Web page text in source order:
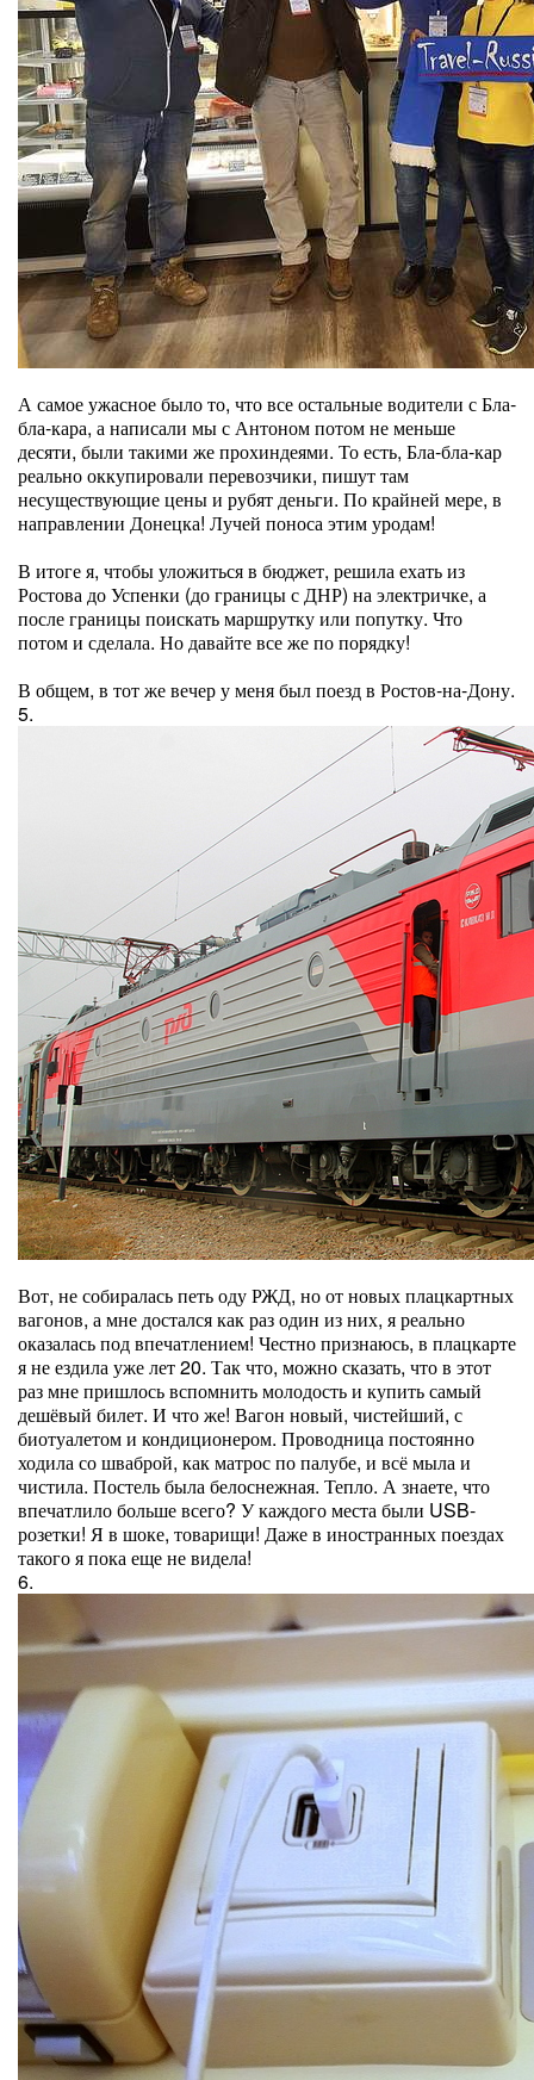
А самое ужасное было то, что все остальные водители с Бла-
бла-кара, а написали мы с Антоном потом не меньше
десяти, были такими же прохиндеями. То есть, Бла-бла-кар
реально оккупировали перевозчики, пишут там
несуществующие цены и рубят деньги. По крайней мере, в
направлении Донецка! Лучей поноса этим уродам!
В итоге я, чтобы уложиться в бюджет, решила ехать из
Ростова до Успенки (до границы с ДНР) на электричке, а
после границы поискать маршрутку или попутку. Что
потом и сделала. Но давайте все же по порядку!
В общем, в тот же вечер у меня был поезд в Ростов-на-Дону.
5.
Вот, не собиралась петь оду РЖД, но от новых плацкартных
вагонов, а мне достался как раз один из них, я реально
оказалась под впечатлением! Честно признаюсь, в плацкарте
я не ездила уже лет 20. Так что, можно сказать, что в этот
раз мне пришлось вспомнить молодость и купить самый
дешёвый билет. И что же! Вагон новый, чистейший, с
биотуалетом и кондиционером. Проводница постоянно
ходила со шваброй, как матрос по палубе, и всё мыла и
чистила. Постель была белоснежная. Тепло. А знаете, что
впечатлило больше всего? У каждого места были USB-
розетки! Я в шоке, товарищи! Даже в иностранных поездах
такого я пока еще не видела!
6.